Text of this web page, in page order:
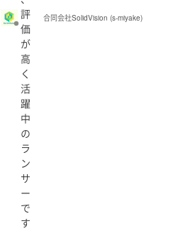
評
価
が
高
く
活
躍
中
の
ラ
ン
サ
ー
で
す
合同会社SolidVision (s-miyake)